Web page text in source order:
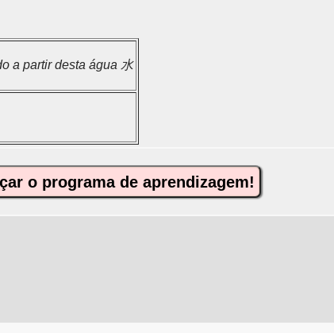
a partir desta água 水
o programa de aprendizagem!